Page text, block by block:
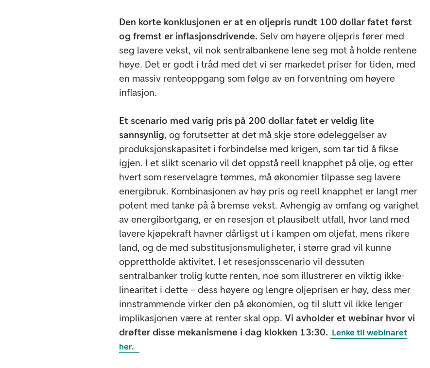
Den korte konklusjonen er at en oljepris rundt 100 dollar fatet først
og fremst er inflasjonsdrivende. Selv om høyere oljepris fører med
seg lavere vekst, vil nok sentralbankene lene seg mot å holde rentene
høye. Det er godt i tråd med det vi ser markedet priser for tiden, med
en massiv renteoppgang som følge av en forventning om høyere
inflasjon.
Et scenario med varig pris på 200 dollar fatet er veldig lite
sannsynlig, og forutsetter at det må skje store ødeleggelser av
produksjonskapasitet i forbindelse med krigen, som tar tid å fikse
igjen. I et slikt scenario vil det oppstå reell knapphet på olje, og etter
hvert som reservelagre tømmes, må økonomier tilpasse seg lavere
energibruk. Kombinasjonen av høy pris og reell knapphet er langt mer
potent med tanke på å bremse vekst. Avhengig av omfang og varighet
av energibortgang, er en resesjon et plausibelt utfall, hvor land med
lavere kjøpekraft havner dårligst ut i kampen om oljefat, mens rikere
land, og de med substitusjonsmuligheter, i større grad vil kunne
opprettholde aktivitet. I et resesjonsscenario vil dessuten
sentralbanker trolig kutte renten, noe som illustrerer en viktig ikke-
linearitet i dette – dess høyere og lengre oljeprisen er høy, dess mer
innstrammende virker den på økonomien, og til slutt vil ikke lenger
implikasjonen være at renter skal opp.Vi avholder et webinar hvor vi
drøfter disse mekanismene i dag klokken 13:30. Lenke til webinaret
her.